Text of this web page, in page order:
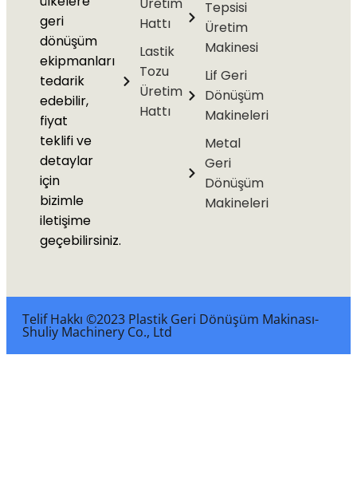
geri
dönüşüm
ekipmanları
tedarik
edebilir,
fiyat
teklifi ve
detaylar
için
bizimle
iletişime
geçebilirsiniz.
Üretim
Hattı
Lastik
Tozu
Üretim
Hattı
Tepsisi
Üretim
Makinesi
Lif Geri
Dönüşüm
Makineleri
Metal
Geri
Dönüşüm
Makineleri
Telif Hakkı ©2023 Plastik Geri Dönüşüm Makinası-
Shuliy Machinery Co., Ltd